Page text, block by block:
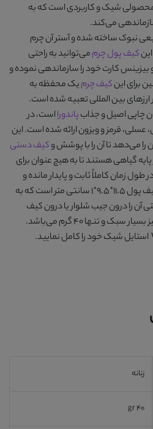
شیک و کاربردی است که به
می‌کند.
نبوک ساخته شده و آستر آن چرم
کیف پول چرممی‌توانید به راحتی
و بیزینس کارت خود را سازماندهی نموده و
اینکیف چرمیک محفظه به
بین المللی تعبیه شده است.
اصیل و جذابپاندورااست، در
قرمز و ویزونارائه شده است. این
می‌دهد تا آن را با پوشش وکیف دستی
گیاهی هستند تا به هیچ عنوان برای
زمان کاملاً ثابت و پایدار مانده و
تغییر رنگ نمی‌دهند. ابعاد این کیف پول ۱۱.۵*۹.۵*۱ سانتی متر است که به
آن را درون جیب شلوار یا درون کیف
و تنها ۴۰ گرم می‌باشد.
شیک خود را کامل نمایید.
زنانه
40 gr